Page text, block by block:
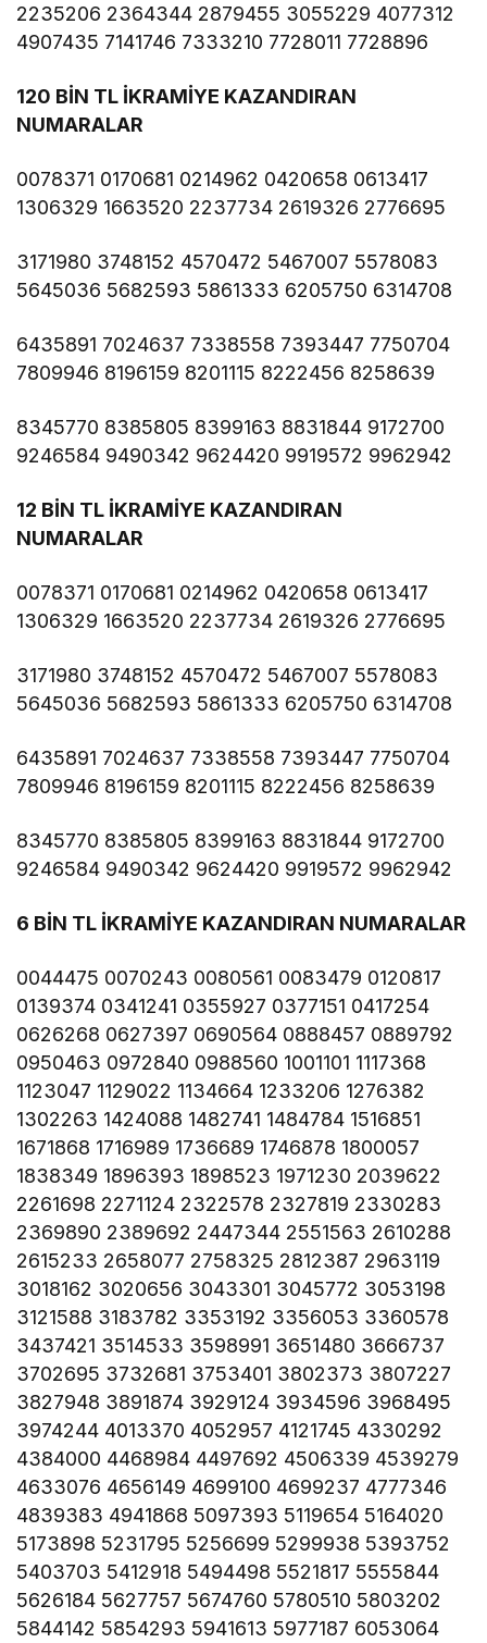
2235206 2364344 2879455 3055229 4077312
4907435 7141746 7333210 7728011 7728896
120 BİN TL İKRAMİYE KAZANDIRAN
NUMARALAR
0078371 0170681 0214962 0420658 0613417
1306329 1663520 2237734 2619326 2776695
3171980 3748152 4570472 5467007 5578083
5645036 5682593 5861333 6205750 6314708
6435891 7024637 7338558 7393447 7750704
7809946 8196159 8201115 8222456 8258639
8345770 8385805 8399163 8831844 9172700
9246584 9490342 9624420 9919572 9962942
12 BİN TL İKRAMİYE KAZANDIRAN
NUMARALAR
0078371 0170681 0214962 0420658 0613417
1306329 1663520 2237734 2619326 2776695
3171980 3748152 4570472 5467007 5578083
5645036 5682593 5861333 6205750 6314708
6435891 7024637 7338558 7393447 7750704
7809946 8196159 8201115 8222456 8258639
8345770 8385805 8399163 8831844 9172700
9246584 9490342 9624420 9919572 9962942
6 BİN TL İKRAMİYE KAZANDIRAN NUMARALAR
0044475 0070243 0080561 0083479 0120817
0139374 0341241 0355927 0377151 0417254
0626268 0627397 0690564 0888457 0889792
0950463 0972840 0988560 1001101 1117368
1123047 1129022 1134664 1233206 1276382
1302263 1424088 1482741 1484784 1516851
1671868 1716989 1736689 1746878 1800057
1838349 1896393 1898523 1971230 2039622
2261698 2271124 2322578 2327819 2330283
2369890 2389692 2447344 2551563 2610288
2615233 2658077 2758325 2812387 2963119
3018162 3020656 3043301 3045772 3053198
3121588 3183782 3353192 3356053 3360578
3437421 3514533 3598991 3651480 3666737
3702695 3732681 3753401 3802373 3807227
3827948 3891874 3929124 3934596 3968495
3974244 4013370 4052957 4121745 4330292
4384000 4468984 4497692 4506339 4539279
4633076 4656149 4699100 4699237 4777346
4839383 4941868 5097393 5119654 5164020
5173898 5231795 5256699 5299938 5393752
5403703 5412918 5494498 5521817 5555844
5626184 5627757 5674760 5780510 5803202
5844142 5854293 5941613 5977187 6053064